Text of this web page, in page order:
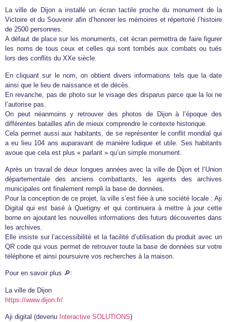
La ville de Dijon a installé un écran tactile proche du monument de la
Victoire et du Souvenir afin d’honorer les mémoires et répertorié l’histoire
de 2500 personnes.
A défaut de place sur les monuments, cet écran permettra de faire figurer
les noms de tous ceux et celles qui sont tombés aux combats ou tués
lors des conflits du XXe siècle.
En cliquant sur le nom, on obtient divers informations tels que la date
ainsi que le lieu de naissance et de décès.
En revanche, pas de photo sur le visage des disparus parce que la loi ne
l’autorise pas.
On peut néanmoins y retrouver des photos de Dijon à l’époque des
différentes batailles afin de mieux comprendre le contexte historique.
Cela permet aussi aux habitants, de se représenter le conflit mondial qui
a eu lieu 104 ans auparavant de manière ludique et utile. Ses habitants
avoue que cela est plus « parlant » qu’un simple monument.
Après un travail de deux longues années avec la ville de Dijon et l’Union
départementale des anciens combattants, les agents des archives
municipales ont finalement rempli la base de données.
Pour la conception de ce projet, la ville s’est fiée à une société locale : Aji
Digital qui est basé à Quetigny et qui continuera à mettre à jour cette
borne en ajoutant les nouvelles informations des futurs découvertes dans
les archives.
Elle insiste sur l’accessibilité et la facilité d’utilisation du produit avec un
QR code qui vous permet de retrouver toute la base de données sur votre
téléphone et ainsi poursuivre vos recherches à la maison.
Pour en savoir plus 🔎:
La ville de Dijon
https://www.dijon.fr/
Aji digital (devenu Interactive SOLUTIONS)